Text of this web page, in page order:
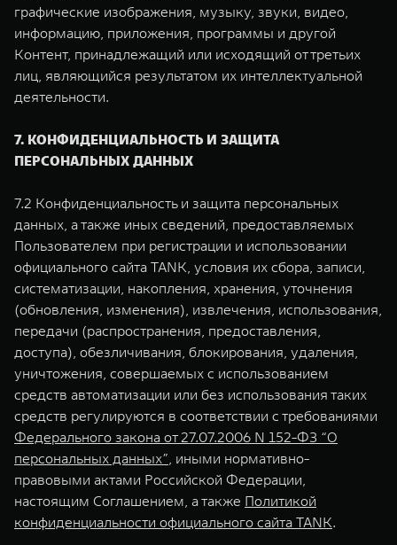
графические изображения, музыку, звуки, видео,
информацию, приложения, программы и другой
Контент, принадлежащий или исходящий от третьих
лиц, являющийся результатом их интеллектуальной
деятельности.
7. КОНФИДЕНЦИАЛЬНОСТЬ И ЗАЩИТА
ПЕРСОНАЛЬНЫХ ДАННЫХ
7.2 Конфиденциальность и защита персональных
данных, а также иных сведений, предоставляемых
Пользователем при регистрации и использовании
официального сайта TANK, условия их сбора, записи,
систематизации, накопления, хранения, уточнения
(обновления, изменения), извлечения, использования,
передачи (распространения, предоставления,
доступа), обезличивания, блокирования, удаления,
уничтожения, совершаемых с использованием
средств автоматизации или без использования таких
средств регулируются в соответствии с требованиями
Федерального закона от 27.07.2006 N 152-ФЗ “О
персональных данных”, иными нормативно-
правовыми актами Российской Федерации,
настоящим Соглашением, а также Политикой
конфиденциальности официального сайта TANK.